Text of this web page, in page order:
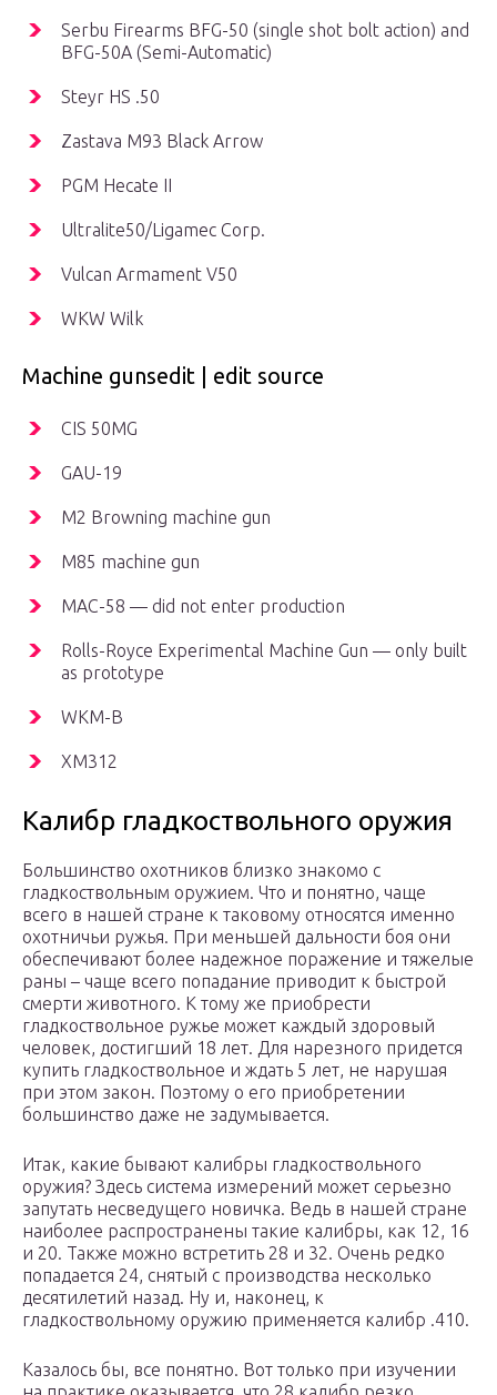
Serbu Firearms BFG-50 (single shot bolt action) and
BFG-50A (Semi-Automatic)
Steyr HS .50
Zastava M93 Black Arrow
PGM Hecate II
Ultralite50/Ligamec Corp.
Vulcan Armament V50
WKW Wilk
Machine gunsedit | edit source
CIS 50MG
GAU-19
M2 Browning machine gun
M85 machine gun
MAC-58 — did not enter production
Rolls-Royce Experimental Machine Gun — only built
as prototype
WKM-B
XM312
Калибр гладкоствольного оружия
Большинство охотников близко знакомо с
гладкоствольным оружием. Что и понятно, чаще
всего в нашей стране к таковому относятся именно
охотничьи ружья. При меньшей дальности боя они
обеспечивают более надежное поражение и тяжелые
раны – чаще всего попадание приводит к быстрой
смерти животного. К тому же приобрести
гладкоствольное ружье может каждый здоровый
человек, достигший 18 лет. Для нарезного придется
купить гладкоствольное и ждать 5 лет, не нарушая
при этом закон. Поэтому о его приобретении
большинство даже не задумывается.
Итак, какие бывают калибры гладкоствольного
оружия? Здесь система измерений может серьезно
запутать несведущего новичка. Ведь в нашей стране
наиболее распространены такие калибры, как 12, 16
и 20. Также можно встретить 28 и 32. Очень редко
попадается 24, снятый с производства несколько
десятилетий назад. Ну и, наконец, к
гладкоствольному оружию применяется калибр .410.
Казалось бы, все понятно. Вот только при изучении